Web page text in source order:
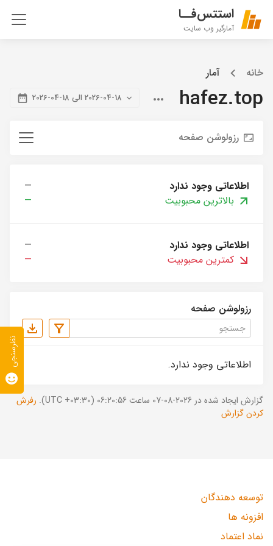
استتس‌فــا
آمارگیر وب سایت
خانه آمار
hafez.top 2026-04-18 الی 18-04-2026
رزولوشن صفحه
اطلاعاتی وجود ندارد
—
بالاترین محبوبیت
—
اطلاعاتی وجود ندارد
—
کمترین محبوبیت
—
رزولوشن صفحه
اطلاعاتی وجود ندارد.
گزارش ایجاد شده در 2026-08-07 ساعت 06:20:56 (UTC +03:30).
رفرش
کردن گزارش
توسعه دهندگان
افزونه ها
نماد اعتماد
نظرسنجی